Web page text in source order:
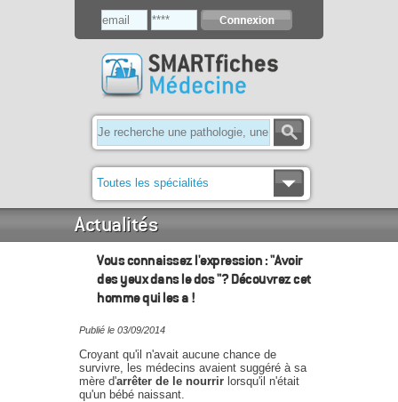
Toutes les spécialités
Actualités
Vous connaissez l'expression : "Avoir
des yeux dans le dos "? Découvrez cet
homme qui les a !
Publié le 03/09/2014
Croyant qu'il n'avait aucune chance de
survivre, les médecins avaient suggéré à sa
mère d'arrêter de le nourrir lorsqu'il n'était
qu'un bébé naissant.